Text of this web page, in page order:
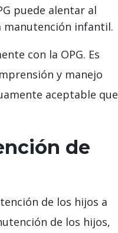
puede alentar al
manutención infantil.
con la OPG. Es
y manejo
aceptable que
de
de los hijos a
de los hijos,